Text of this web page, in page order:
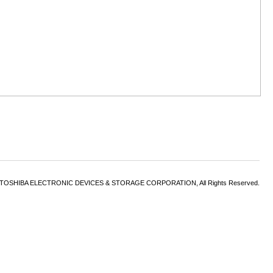
ELECTRONIC DEVICES & STORAGE CORPORATION, All Rights Reserved.